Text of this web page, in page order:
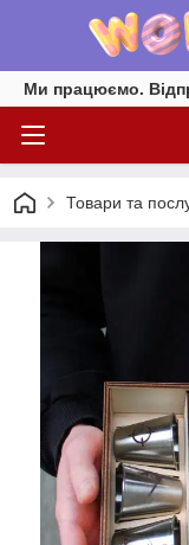
Ми працюємо.
Товари та